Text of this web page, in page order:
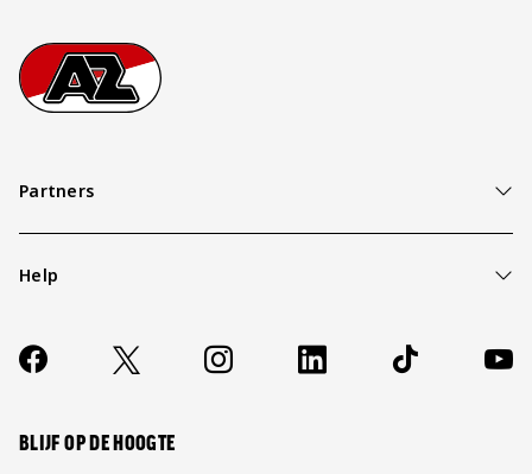
Footer
Ga naar onze homepage
Partners
Help
Contact
FAQ
Socials
https://www.facebook.com/AZAlkmaar
X Instagram LinkedIn TikTok
BLIJF OP DE HOOGTE